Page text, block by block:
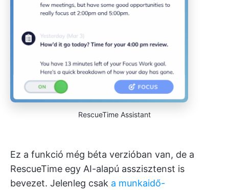
RescueTime Assistant
Ez a funkció még béta verzióban van, de a
RescueTime egy AI-alapú asszisztenst is
bevezet. Jelenleg csak a munkaidő-